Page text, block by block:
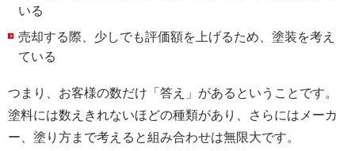
いる
売却する際、少しでも評価額を上げるため、塗装を考え
ている
つまり、お客様の数だけ「答え」があるということです。
塗料には数えきれないほどの種類があり、さらにはメーカ
ー、塗り方まで考えると組み合わせは無限大です。